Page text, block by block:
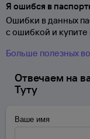
Я ошибся в
Ошибки в данных
с ошибкой и
Больше полезных
Отвечаем на
Туту
Ваше имя